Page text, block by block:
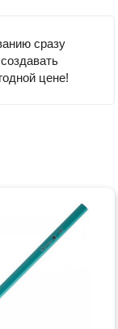
сразу
цене!